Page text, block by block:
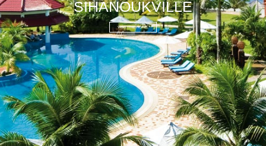
SIHANOUKVILLE
VISIT THE HOTEL